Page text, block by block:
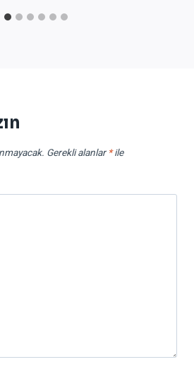
Gerekli alanlar *ile